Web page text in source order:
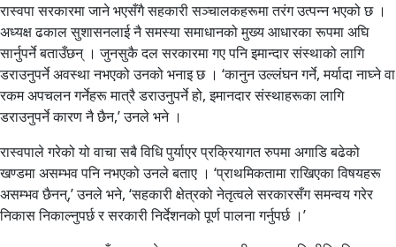
रास्वपा सरकारमा जाने भएसँगै सहकारी सञ्चालकहरूमा तरंग उत्पन्न भएको छ ।
अध्यक्ष ढकाल सुशासनलाई नै समस्या समाधानको मुख्य आधारका रूपमा अघि
सार्नुपर्ने बताउँछन् । जुनसुकै दल सरकारमा गए पनि इमान्दार संस्थाको लागि
डराउनुपर्ने अवस्था नभएको उनको भनाइ छ । ‘कानुन उल्लंघन गर्ने, मर्यादा नाघ्ने वा
रकम अपचलन गर्नेहरू मात्रै डराउनुपर्ने हो, इमानदार संस्थाहरूका लागि
डराउनुपर्ने कारण नै छैन,’ उनले भने ।
रास्वपाले गरेको यो वाचा सबै विधि पुर्याएर प्रक्रियागत रुपमा अगाडि बढेको
खण्डमा असम्भव पनि नभएको उनले बताए । ‘प्राथमिकतामा राखिएका विषयहरू
असम्भव छैनन्,’ उनले भने, ‘सहकारी क्षेत्रको नेतृत्वले सरकारसँग समन्वय गरेर
निकास निकाल्नुपर्छ र सरकारी निर्देशनको पूर्ण पालना गर्नुपर्छ ।’